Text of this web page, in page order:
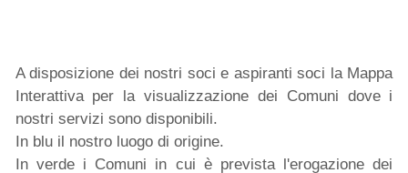
A disposizione dei nostri soci e aspiranti soci la Mappa
Interattiva per la visualizzazione dei Comuni dove i
nostri servizi sono disponibili.
In blu il nostro luogo di origine.
In verde i Comuni in cui è prevista l'erogazione dei